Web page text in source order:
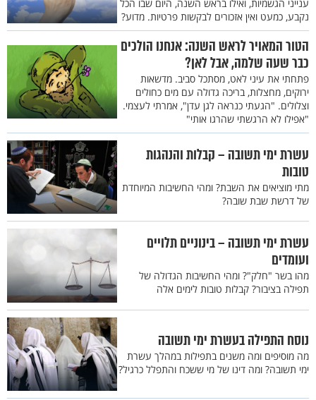
ענייני הגשמיות, ואילו בראש השנה, היום שבו הכל
נקבע, כמעט ואין אזכורים לבקשות פרטיות. מדוע?
הטור המאויר לראש השנה: אנחנו הולכים
כבר שעה שלמה, אבל לאן?
פתחתי את עיני לאט, מסתכל סביב. מדשאות
ירוקים, מחצלות, בריכה גדולה עם מים כחולים
וצלולים. "הגעתי כנראה לגן עדן", אמרתי לעצמי.
"אפילו לא הרגשתי שהרגו אותי"
עשרת ימי תשובה – קבלות והנהגות
טובות
מתי מוציאים את השבת? ומהי החשיבות המיוחדת
של דרשת שבת שובה?
עשרת ימי תשובה – בינוניים תלויים
ועומדים
מהו בשר "חלק"? ומהי החשיבות הגדולה של
תפילה בציבור? קבלות טובות לימים אלה
נוסח התפילה בעשרת ימי תשובה
מה מוסיפים ומה משנים בתפילות במהלך עשרת
ימי תשובה? ומה דינו של מי ששכח והתפלל כרגיל?